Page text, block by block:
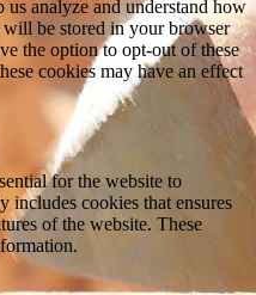
analyze and understand how
be stored in your browser
the option to opt-out of these
cookies may have an effect
for the website to
cookies that ensures
of the website. These